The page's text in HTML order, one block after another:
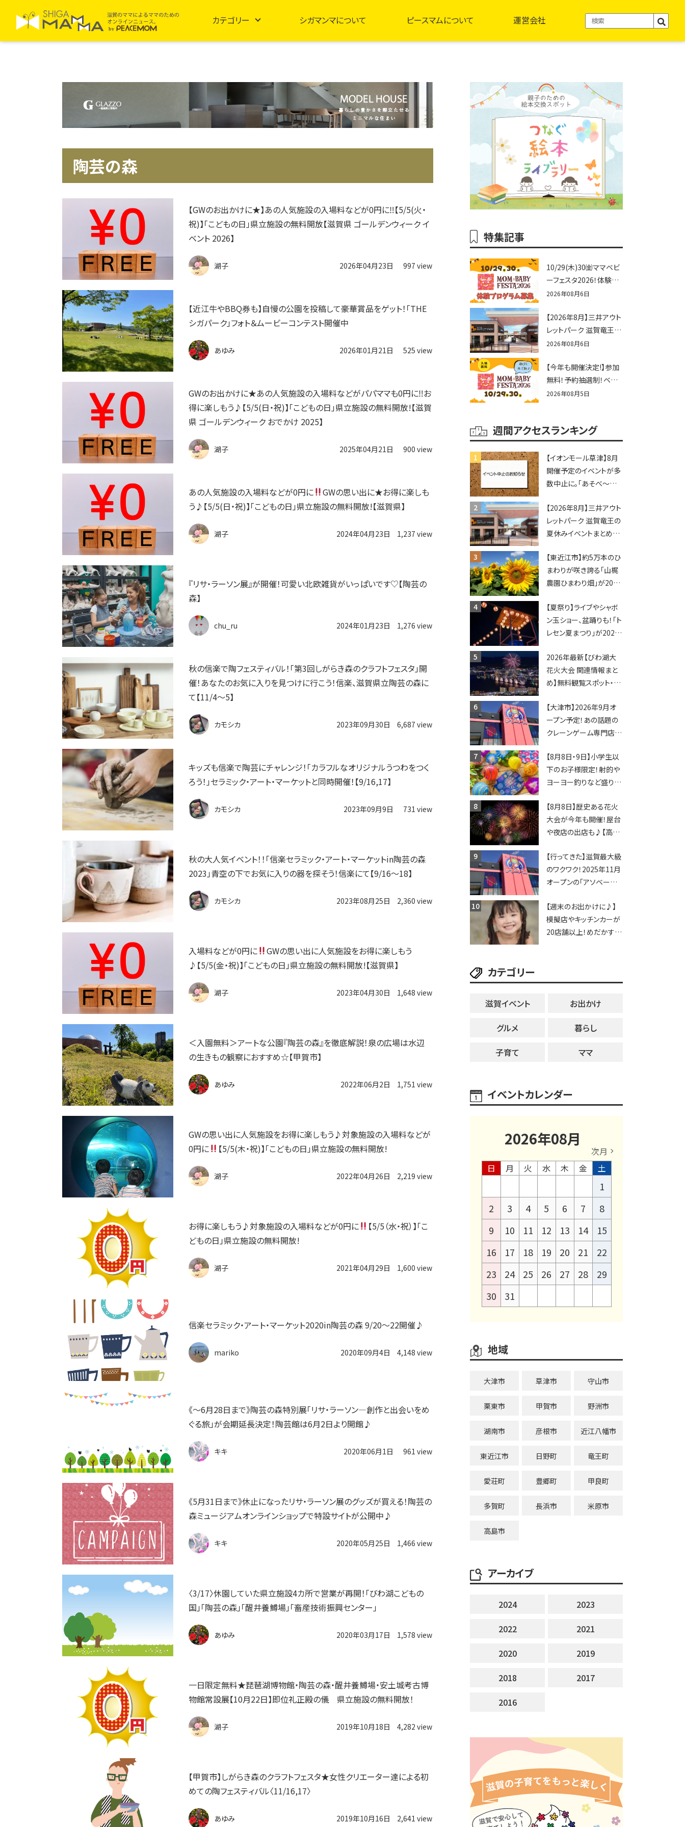
カテゴリー シガマンマについて ピースマムについて 運営会社
陶芸の森
【GWのお出かけに★】あの人気施設の入場料などが0円に‼︎【5/5(火・
祝)】「こどもの日」県立施設の無料開放【滋賀県 ゴールデンウィーク イ
ベント 2026】
湖子 2026年04月23日 997 view
【近江牛やBBQ券も】自慢の公園を投稿して豪華賞品をゲット！「THE
シガパーク」フォト＆ムービーコンテスト開催中
あゆみ 2026年01月21日 525 view
GWのお出かけに★あの人気施設の入場料などがパパママも0円に‼︎お
得に楽しもう♪【5/5(日・祝)】「こどもの日」県立施設の無料開放!【滋賀
県 ゴールデンウィーク おでかけ 2025】
湖子 2025年04月21日 900 view
あの人気施設の入場料などが0円に
GWの思い出に★お得に楽しも
う♪【5/5(日・祝)】「こどもの日」県立施設の無料開放!【滋賀県】
湖子 2024年04月23日 1,237 view
『リサ・ラーソン展』が開催！可愛い北欧雑貨がいっぱいです♡【陶芸の
森】
chu_ru 2024年01月23日 1,276 view
秋の信楽で陶フェスティバル！「第3回しがらき森のクラフトフェスタ」開
催！あなたのお気に入りを見つけに行こう！信楽、滋賀県立陶芸の森に
て【11/4〜5】
カモシカ 2023年09月30日 6,687 view
キッズも信楽で陶芸にチャレンジ！「カラフルなオリジナルうつわをつく
ろう！」セラミック・アート・マーケットと同時開催！【9/16,17】
カモシカ 2023年09月9日 731 view
秋の大人気イベント！！「信楽セラミック・アート・マーケットin陶芸の森
2023」青空の下でお気に入りの器を探そう！信楽にて【9/16〜18】
カモシカ 2023年08月25日 2,360 view
入場料などが0円に
GWの思い出に人気施設をお得に楽しもう
♪【5/5(金・祝)】「こどもの日」県立施設の無料開放!【滋賀県】
湖子 2023年04月30日 1,648 view
＜入園無料＞アートな公園『陶芸の森』を徹底解説！泉の広場は水辺
の生きもの観察におすすめ☆【甲賀市】
あゆみ 2022年06月2日 1,751 view
GWの思い出に人気施設をお得に楽しもう♪対象施設の入場料などが
0円に
【5/5(木・祝)】「こどもの日」県立施設の無料開放!
湖子 2022年04月26日 2,219 view
お得に楽しもう♪対象施設の入場料などが0円に
【5/5（水・祝）】「こ
どもの日」県立施設の無料開放!
湖子 2021年04月29日 1,600 view
信楽セラミック・アート・マーケット2020in陶芸の森 9/20〜22開催♪
mariko 2020年09月4日 4,148 view
《〜6月28日まで》陶芸の森特別展「リサ・ラーソン―創作と出会いをめ
ぐる旅」が会期延長決定！陶芸館は6月2日より開館♪
キキ 2020年06月1日 961 view
《5月31日まで》休止になったリサ・ラーソン展のグッズが買える！陶芸の
森ミュージアムオンラインショップで特設サイトが公開中♪
キキ 2020年05月25日 1,466 view
〈3/17〉休園していた県立施設4カ所で営業が再開！「びわ湖こどもの
国」「陶芸の森」「醒井養鱒場」「畜産技術振興センター」
あゆみ 2020年03月17日 1,578 view
一日限定無料★琵琶湖博物館・陶芸の森・醒井養鱒場・安土城考古博
物館常設展【10月22日】即位礼正殿の儀 県立施設の無料開放！
湖子 2019年10月18日 4,282 view
【甲賀市】しがらき森のクラフトフェスタ★女性クリエーター達による初
めての陶フェスティバル〈11/16,17〉
あゆみ 2019年10月16日 2,641 view
特集記事
10/29(木)30㈮ママベビ
ーフェスタ2026！体験プ
ログラム募集♪赤ちゃん
せんか？
2026年08月6日
【2026年8月】三井アウト
レットパーク 滋賀竜王の
夏休みイベントまとめ！
辛グルメ・フォトコンテス
トまで盛りだくさん！
2026年08月6日
【今年も開催決定!】参加
無料！予約抽選制！ベビ
ーファミリー必見☆入場
2026！親子で楽しもう
♪inピエリ守山
2026年08月5日
週間アクセスランキング
【イオンモール草津】8月
開催予定のイベントが多
数中止に。「あそべ〜る
ショーなど
【2026年8月】三井アウト
レットパーク 滋賀竜王の
夏休みイベントまとめ！
辛グルメ・フォトコンテス
トまで盛りだくさん！
【東近江市】約5万本のひ
まわりが咲き誇る「山梶
農園ひまわり畑」が2026
ポットやキッチンカーも
登場！何度も入園できる
フリーパスも販売★
【夏祭り】ライブやシャボ
ン玉ショー、盆踊りも！「ト
レセン夏まつり」が2026
2026年最新【びわ湖大
花火大会 関連情報まと
め】無料観覧スポット・同
ップ・交通規制に近隣施
設の駐車場情報なども
要チェック★
【大津市】2026年9月オ
ープン予定！あの話題の
クレーンゲーム専門店
ってくる！豊郷店に続く滋
賀2店舗目★
【8月8日・9日】小学生以
下のお子様限定！射的や
ヨーヨー釣りなど盛りだ
ちびっこ縁日開催♪【モリ
ーブ】
【8月8日】歴史ある花火
大会が今年も開催！屋台
や夜店の出店も♪【高宮
【行ってきた】滋賀最大級
のワクワク！2025年11月
オープンの「アソベース
レーンゲームで青果や日
用品までゲットできる新
スポット！
【週末のお出かけに♪】
模擬店やキッチンカーが
20店舗以上！めだかすく
祭り】
カテゴリー
滋賀イベント
お出かけ
グルメ
暮らし
子育て
ママ
イベントカレンダー
2026年08月
次月
日
月 火 水 木 金 土
1
2
3 4 5 6 7
8
9
10 11 12 13 14
15
16
17 18 19 20 21
22
23
24 25 26 27 28
29
30
31
地域
大津市 草津市 守山市
栗東市 甲賀市 野洲市
湖南市 彦根市 近江八幡市
東近江市 日野町 竜王町
愛荘町 豊郷町 甲良町
多賀町 長浜市 米原市
高島市
アーカイブ
2024
2023
2022
2021
2020
2019
2018
2017
2016